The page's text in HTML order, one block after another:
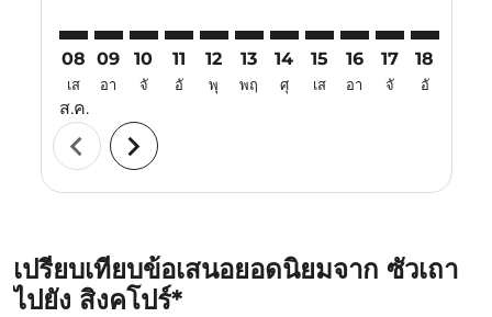
08
เส
ส.ค.
09
อา
10
จั
11
อั
12
พุ
13
พฤ
14
ศุ
15
เส
16
อา
17
จั
18
อั
chevron_left chevron_right
เปรียบเทียบข้อเสนอยอดนิยมจาก ซัวเถา
ไปยัง สิงคโปร์*